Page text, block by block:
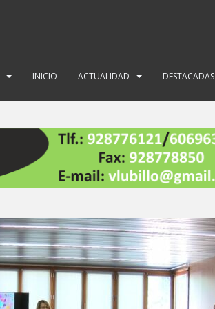
INICIO ACTUALIDAD DESTACADAS